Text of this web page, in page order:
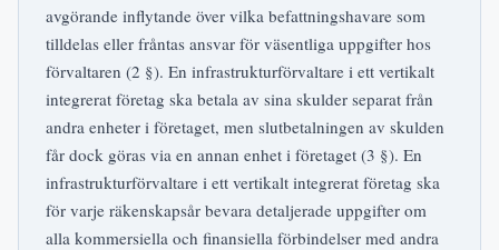
avgörande inflytande över vilka befattningshavare som
tilldelas eller fråntas ansvar för väsentliga uppgifter hos
förvaltaren (2 §). En infrastrukturförvaltare i ett vertikalt
integrerat företag ska betala av sina skulder separat från
andra enheter i företaget, men slutbetalningen av skulden
får dock göras via en annan enhet i företaget (3 §). En
infrastrukturförvaltare i ett vertikalt integrerat företag ska
för varje räkenskapsår bevara detaljerade uppgifter om
alla kommersiella och finansiella förbindelser med andra